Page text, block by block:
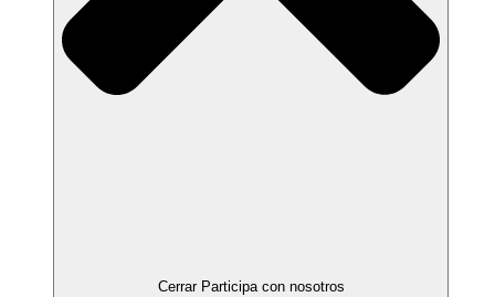
Cerrar Participa con nosotros